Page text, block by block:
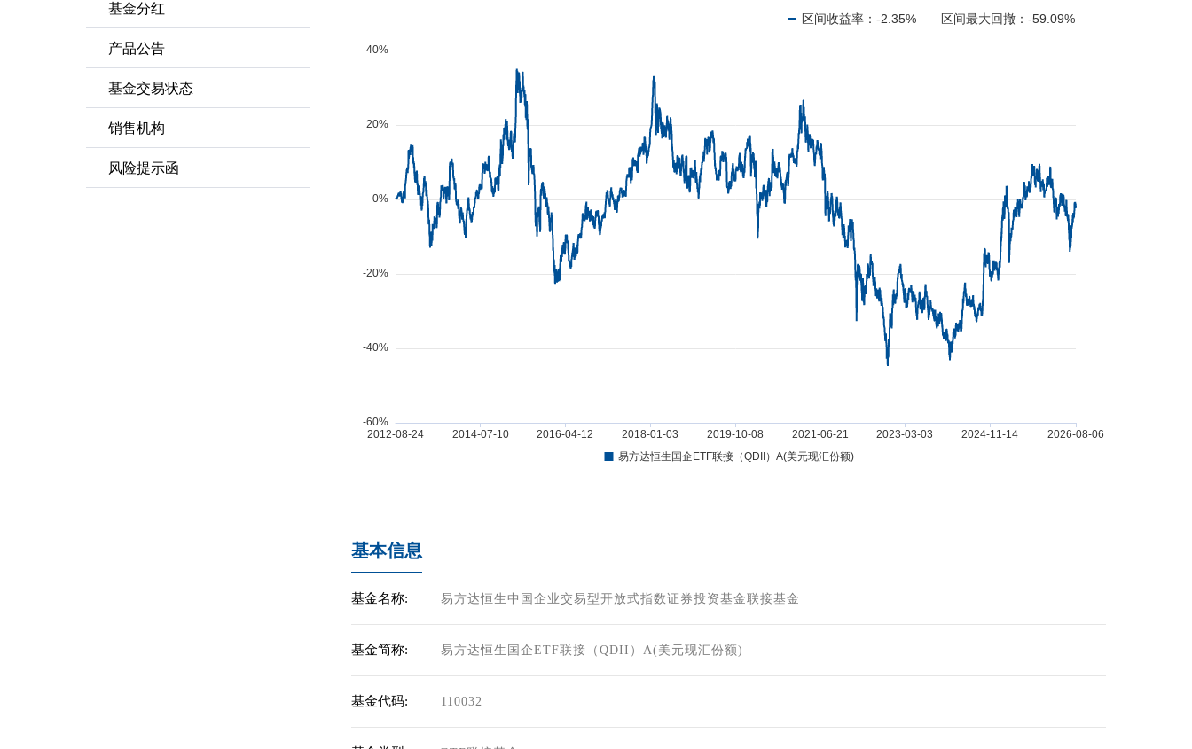
基金分红
产品公告
基金交易状态
销售机构
风险提示函
区间收益率：-2.35% 区间最大回撤：-59.09%
基本信息
基金名称: 易方达恒生中国企业交易型开放式指数证券投资基金联接基金
基金简称: 易方达恒生国企ETF联接（QDII）A(美元现汇份额)
基金代码: 110032